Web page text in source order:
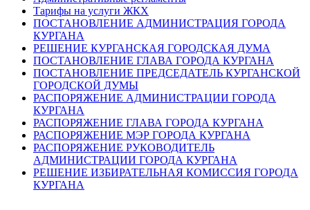
Тарифы на услуги ЖКХ
ПОСТАНОВЛЕНИЕ АДМИНИСТРАЦИЯ ГОРОДА
КУРГАНА
РЕШЕНИЕ КУРГАНСКАЯ ГОРОДСКАЯ ДУМА
ПОСТАНОВЛЕНИЕ ГЛАВА ГОРОДА КУРГАНА
ПОСТАНОВЛЕНИЕ ПРЕДСЕДАТЕЛЬ КУРГАНСКОЙ
ГОРОДСКОЙ ДУМЫ
РАСПОРЯЖЕНИЕ АДМИНИСТРАЦИИ ГОРОДА
КУРГАНА
РАСПОРЯЖЕНИЕ ГЛАВА ГОРОДА КУРГАНА
РАСПОРЯЖЕНИЕ МЭР ГОРОДА КУРГАНА
РАСПОРЯЖЕНИЕ РУКОВОДИТЕЛЬ
АДМИНИСТРАЦИИ ГОРОДА КУРГАНА
РЕШЕНИЕ ИЗБИРАТЕЛЬНАЯ КОМИССИЯ ГОРОДА
КУРГАНА